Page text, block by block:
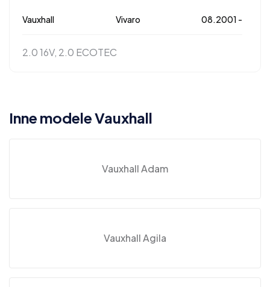
Vauxhall Vivaro 08.2001 -
2.0 16V, 2.0 ECOTEC
Inne modele Vauxhall
Vauxhall Adam
Vauxhall Agila